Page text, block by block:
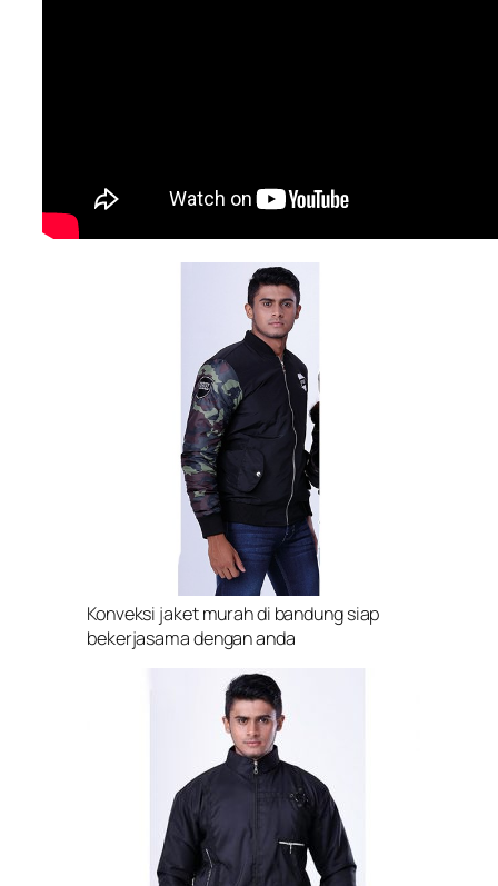
Konveksi jaket murah di bandung siap
bekerjasama dengan anda